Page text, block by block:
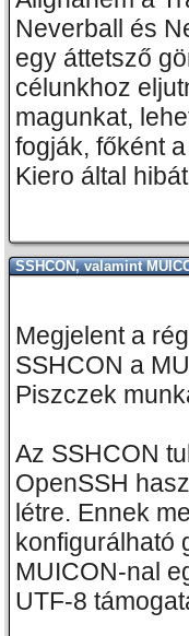
Neverball és
egy áttetsző
célunkhoz
magunkat,
fogják, főként
Kiero által
SSHCON, valamint
Megjelent a
SSHCON a
Piszczek
Az SSHCON
OpenSSH
létre. Ennek
konfigurálható
MUICON-nal
UTF-8